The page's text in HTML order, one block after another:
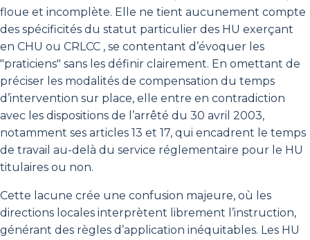
floue et incomplète. Elle ne tient aucunement compte
des spécificités du statut particulier des HU exerçant
en CHU ou CRLCC , se contentant d’évoquer les
"praticiens" sans les définir clairement. En omettant de
préciser les modalités de compensation du temps
d’intervention sur place, elle entre en contradiction
avec les dispositions de l’arrêté du 30 avril 2003,
notamment ses articles 13 et 17, qui encadrent le temps
de travail au-delà du service réglementaire pour le HU
titulaires ou non.
Cette lacune crée une confusion majeure, où les
directions locales interprètent librement l’instruction,
générant des règles d’application inéquitables. Les HU